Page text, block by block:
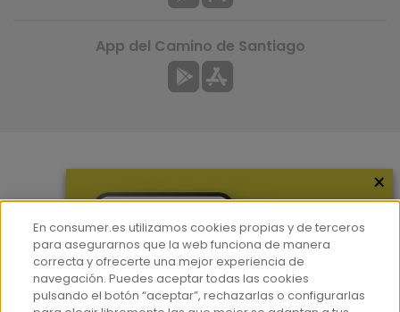
Hemeroteca
Contacto
Prensa
App del Camino de Santiago
×
En consumer.es utilizamos cookies propias y de terceros
para asegurarnos que la web funciona de manera
correcta y ofrecerte una mejor experiencia de
navegación. Puedes aceptar todas las cookies
pulsando el botón “aceptar”, rechazarlas o configurarlas